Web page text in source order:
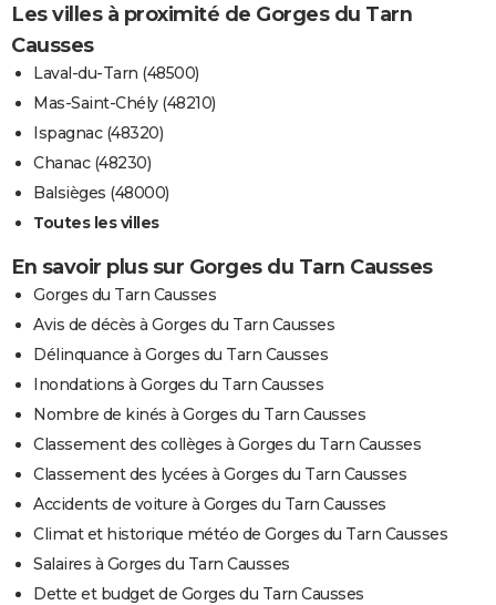
Les villes à proximité de Gorges du Tarn
Causses
Laval-du-Tarn (48500)
Mas-Saint-Chély (48210)
Ispagnac (48320)
Chanac (48230)
Balsièges (48000)
Toutes les villes
En savoir plus sur Gorges du Tarn Causses
Gorges du Tarn Causses
Avis de décès à Gorges du Tarn Causses
Délinquance à Gorges du Tarn Causses
Inondations à Gorges du Tarn Causses
Nombre de kinés à Gorges du Tarn Causses
Classement des collèges à Gorges du Tarn Causses
Classement des lycées à Gorges du Tarn Causses
Accidents de voiture à Gorges du Tarn Causses
Climat et historique météo de Gorges du Tarn Causses
Salaires à Gorges du Tarn Causses
Dette et budget de Gorges du Tarn Causses